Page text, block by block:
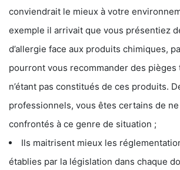
conviendrait le mieux à votre
exemple il arrivait que vous présentiez
d’allergie face aux produits chimiques,
pourront vous recommander des pièges
n’étant pas constitués de ces produits.
professionnels, vous êtes certains de
confrontés à ce genre de situation ;
Ils maitrisent mieux les
établies par la législation dans chaque